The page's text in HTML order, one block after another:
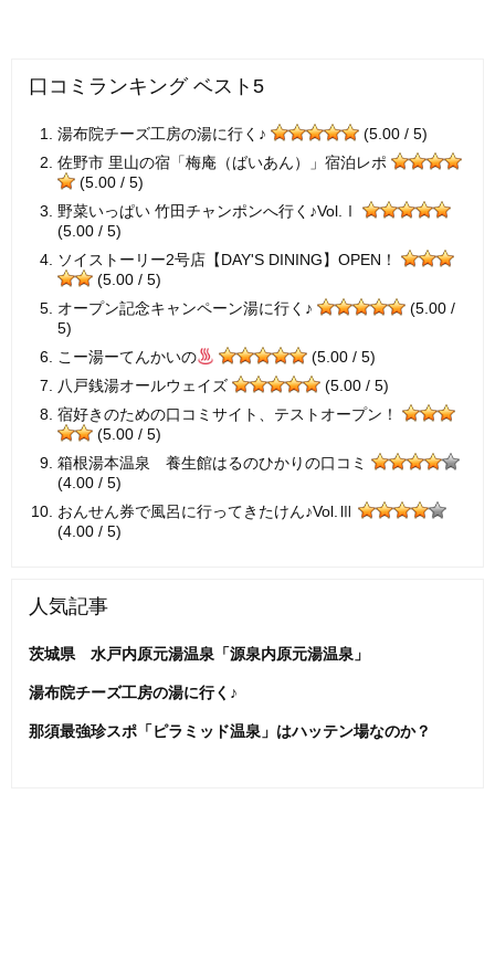
口コミランキング ベスト5
湯布院チーズ工房の湯に行く♪
(5.00 / 5)
佐野市 里山の宿「梅庵（ばいあん）」宿泊レポ
(5.00 / 5)
野菜いっぱい 竹田チャンポンへ行く♪Vol.Ⅰ
(5.00 / 5)
ソイストーリー2号店【DAY'S DINING】OPEN！
(5.00 / 5)
オープン記念キャンペーン湯に行く♪
(5.00 /
5)
こー湯ーてんかいの
(5.00 / 5)
八戸銭湯オールウェイズ
(5.00 / 5)
宿好きのための口コミサイト、テストオープン！
(5.00 / 5)
箱根湯本温泉 養生館はるのひかりの口コミ
(4.00 / 5)
おんせん券で風呂に行ってきたけん♪Vol.Ⅲ
(4.00 / 5)
人気記事
茨城県 水戸内原元湯温泉「源泉内原元湯温泉」
湯布院チーズ工房の湯に行く♪
那須最強珍スポ「ピラミッド温泉」はハッテン場なのか？